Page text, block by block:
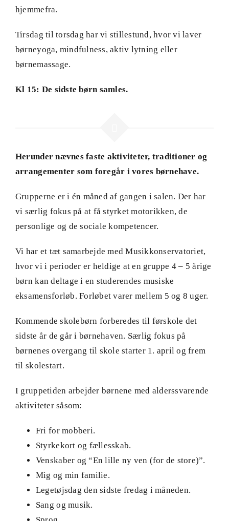
hjemmefra.
Tirsdag til torsdag har vi stillestund, hvor vi laver
børneyoga, mindfulness, aktiv lytning eller
børnemassage.
Kl 15: De sidste børn samles.
Herunder nævnes faste aktiviteter, traditioner og
arrangementer som foregår i vores børnehave.
Grupperne er i én måned af gangen i salen. Der har
vi særlig fokus på at få styrket motorikken, de
personlige og de sociale kompetencer.
Vi har et tæt samarbejde med Musikkonservatoriet,
hvor vi i perioder er heldige at en gruppe 4 – 5 årige
børn kan deltage i en studerendes musiske
eksamensforløb. Forløbet varer mellem 5 og 8 uger.
Kommende skolebørn forberedes til førskole det
sidste år de går i børnehaven. Særlig fokus på
børnenes overgang til skole starter 1. april og frem
til skolestart.
I gruppetiden arbejder børnene med alderssvarende
aktiviteter såsom:
Fri for mobberi.
Styrkekort og fællesskab.
Venskaber og “En lille ny ven (for de store)”.
Mig og min familie.
Legetøjsdag den sidste fredag i måneden.
Sang og musik.